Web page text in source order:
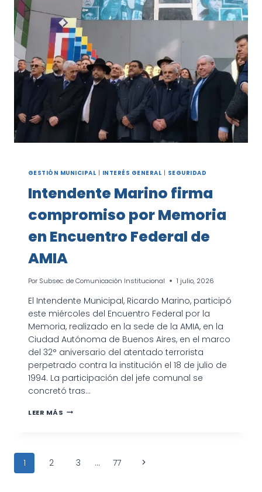
INICIÓ
LA
INSCRIPCIÓN
GESTIÓN MUNICIPAL | INTERÉS GENERAL | SEGURIDAD
Intendente Marino firma
compromiso por Memoria
en Encuentro Federal de
AMIA
Por Subsec. de Comunicación Institucional 1 julio, 2026
El Intendente Municipal, Ricardo Marino, participó
este miércoles del Encuentro Federal por la
Memoria, realizado en la sede de la AMIA, en la
Ciudad Autónoma de Buenos Aires, en el marco
del 32° aniversario del atentado terrorista
perpetrado contra la institución el 18 de julio de
1994. La participación del jefe comunal se
concretó tras…
LEER MÁS INTENDENTE
MEMORIA
Navegación
1 2 3 … 77
Siguiente